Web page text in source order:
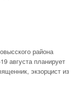
района
августа планирует
экзорцист из